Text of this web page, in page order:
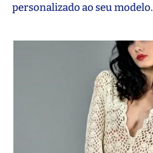
personalizado ao seu modelo.